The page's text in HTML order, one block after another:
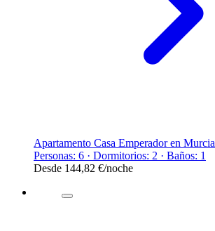
Apartamento Casa Emperador en Murcia
Personas: 6 · Dormitorios: 2 · Baños: 1
Desde 144,82 €/noche